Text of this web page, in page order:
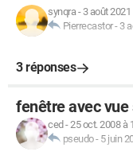
synqra- 3 août 2021
Pierrecastor- 3
3 réponses
fenêtre avec
ced -25 oct. 2008 à
pseudo- 5 juin